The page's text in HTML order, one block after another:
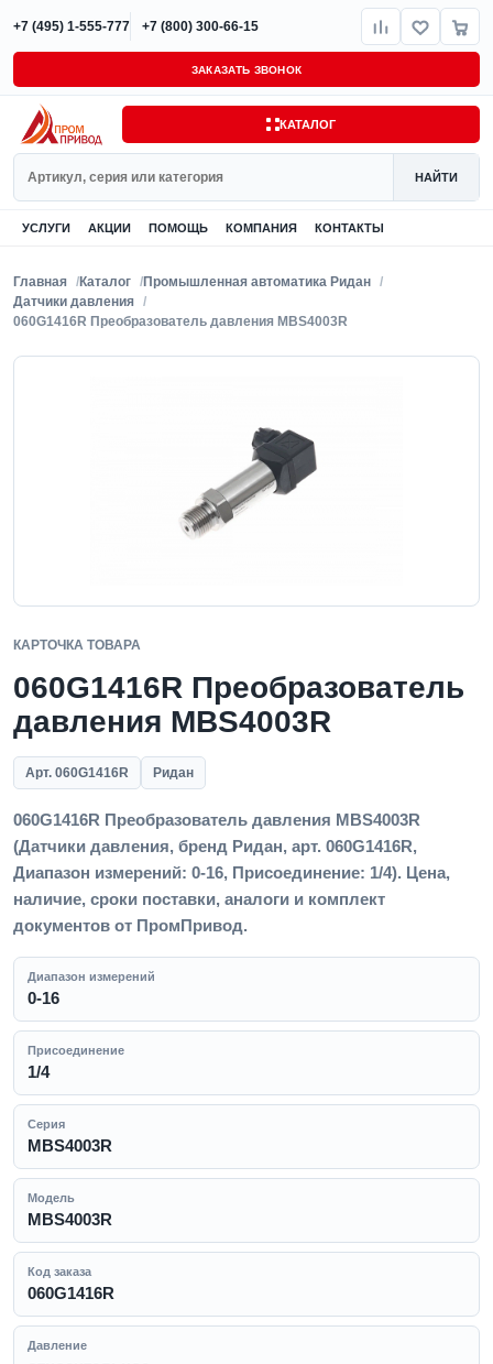
+7 (495) 1-555-777 +7 (800) 300-66-15
ЗАКАЗАТЬ ЗВОНОК
КАТАЛОГ
НАЙТИ
УСЛУГИ АКЦИИ ПОМОЩЬ КОМПАНИЯ КОНТАКТЫ
Главная Каталог
Промышленная автоматика Ридан
Датчики давления
060G1416R Преобразователь давления MBS4003R
КАРТОЧКА ТОВАРА
060G1416R Преобразователь
давления MBS4003R
Арт. 060G1416R Ридан
060G1416R Преобразователь давления MBS4003R
(Датчики давления, бренд Ридан, арт. 060G1416R,
Диапазон измерений: 0-16, Присоединение: 1/4). Цена,
наличие, сроки поставки, аналоги и комплект
документов от ПромПривод.
Диапазон измерений
0-16
Присоединение
1/4
Серия
MBS4003R
Модель
MBS4003R
Код заказа
060G1416R
Давление